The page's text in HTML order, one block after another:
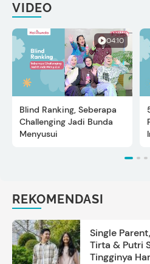
VIDEO
04:10
Blind Ranking, Seberapa
Challenging Jadi Bunda
Menyusui
REKOMENDASI
Single
Tirta & Putri
Tingginya